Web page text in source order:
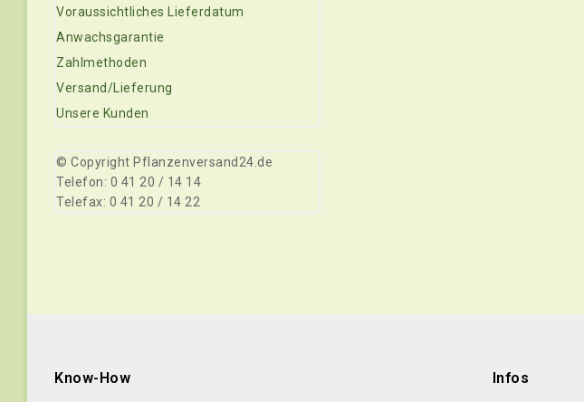
Voraussichtliches Lieferdatum
Anwachsgarantie
Zahlmethoden
Versand/Lieferung
Unsere Kunden
© Copyright Pflanzenversand24.de
Telefon: 0 41 20 / 14 14
Telefax: 0 41 20 / 14 22
Know-How Infos